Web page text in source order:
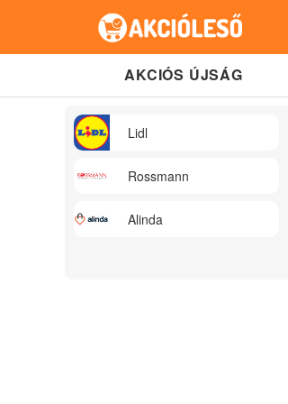
AKCIÓS ÚJSÁG
Lidl
Rossmann
Alinda